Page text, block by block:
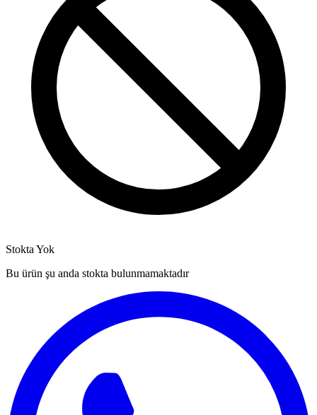
Stokta Yok
Bu ürün şu anda stokta bulunmamaktadır